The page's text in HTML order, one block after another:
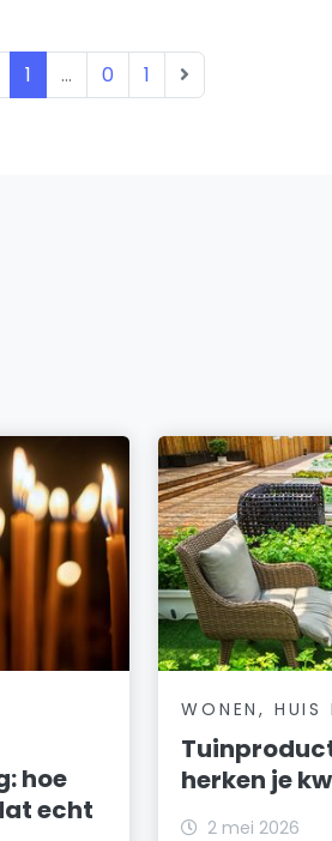
1 ... 0 1
hoe
echt
WONEN, HUIS
herken je
2 mei 2026